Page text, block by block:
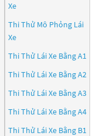
Xe
Thi Thử Mô Phỏng Lái
Xe
Thi Thử Lái Xe Bằng A1
Thi Thử Lái Xe Bằng A2
Thi Thử Lái Xe Bằng A3
Thi Thử Lái Xe Bằng A4
Thi Thử Lái Xe Bằng B1